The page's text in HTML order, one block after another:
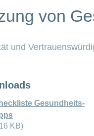
von
und
Gesundheits-
KB)